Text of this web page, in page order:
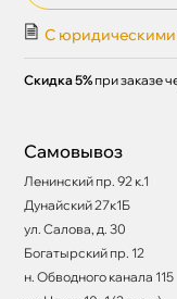
С
Скидка 5% при заказе
Самовывоз
Ленинский пр. 92 к.1
Дунайский 27к1Б
ул. Салова, д. 30
Богатырский пр. 12
н. Обводного канала 115